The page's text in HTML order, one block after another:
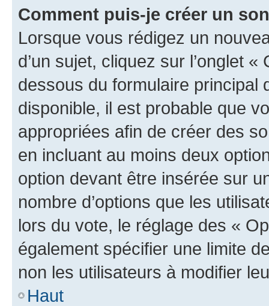
Comment puis-je créer un
Lorsque vous rédigez un
d’un sujet, cliquez sur l’onglet
dessous du formulaire principal
disponible, il est probable que
appropriées afin de créer des
en incluant au moins deux
option devant être insérée sur
nombre d’options que les
lors du vote, le réglage des «
également spécifier une limite
non les utilisateurs à modifier
Haut